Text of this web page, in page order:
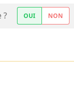
? OUI NON